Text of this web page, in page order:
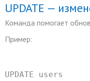
UPDATE —
Команда помогает
Пример:
UPDATE users